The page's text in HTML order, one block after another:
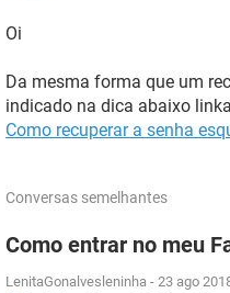
Oi
Da mesma forma que um
indicado na dica abaixo
Como recuperar a senha
Conversas semelhantes
Como entrar no meu
LenitaGonalvesleninha - 23 ago